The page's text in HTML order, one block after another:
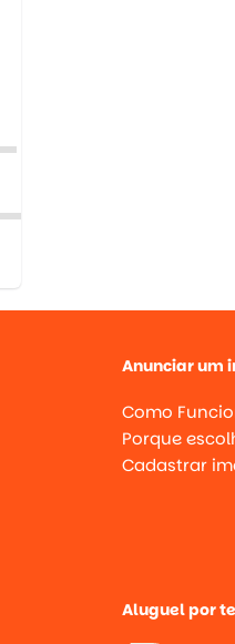
Anunciar um
Como
Porque
Cadastrar
Aluguel por